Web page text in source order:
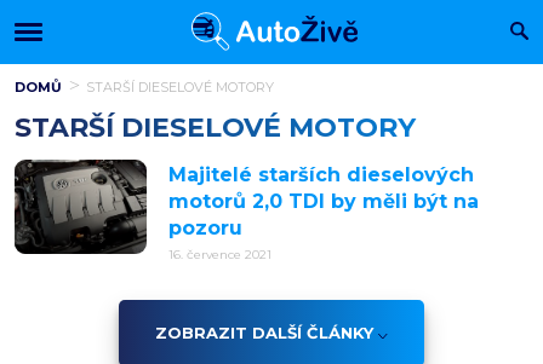
DOMŮ STARŠÍ DIESELOVÉ MOTORY
STARŠÍ DIESELOVÉ MOTORY
Majitelé starších dieselových
motorů 2,0 TDI by měli být na
pozoru
16. července 2021
ZOBRAZIT DALŠÍ ČLÁNKY